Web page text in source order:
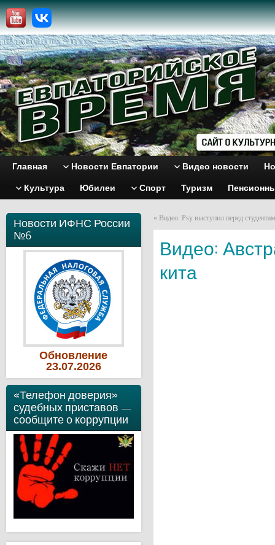
Главная Новости Евпатории Видео новости
Культура Юбилеи Спорт Туризм
Новости ИФНС России
№6
Обновление
23.07.2026
«Телефон доверия»
судебных приставов —
сообщите о коррупции
« Видео: Psy выступил перед
Видео:
кита